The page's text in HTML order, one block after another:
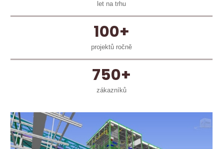
let na trhu
100+
projektů ročně
750+
zákazníků